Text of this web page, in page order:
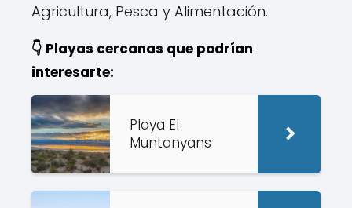
Agricultura, Pesca y Alimentación.
👇 Playas cercanas que podrían
interesarte:
Playa El
Muntanyans